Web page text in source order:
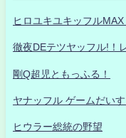
ヒロユキユキッフル
徹夜DEテツヤッフル!！
剛Q超児ともっふる！
ヤナッフル ゲームだい
ヒウラー総統の野望